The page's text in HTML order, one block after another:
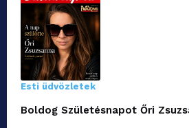
Esti üdvözletek
Boldog Születésnapot Őri